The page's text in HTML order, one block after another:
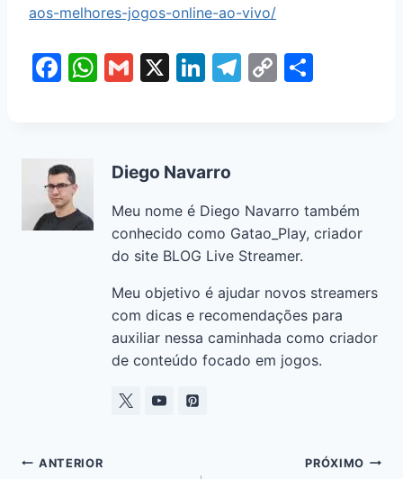
aos-melhores-jogos-online-ao-vivo/
F
b
o
o
W
A
p
p
G
X
Li
dI
n
T
m
C
n
k
Diego Navarro
Meu nome é Diego Navarro também
conhecido como Gatao_Play, criador
do site BLOG Live Streamer.
Meu objetivo é ajudar novos streamers
com dicas e recomendações para
auxiliar nessa caminhada como criador
de conteúdo focado em jogos.
ANTERIOR PRÓXIMO